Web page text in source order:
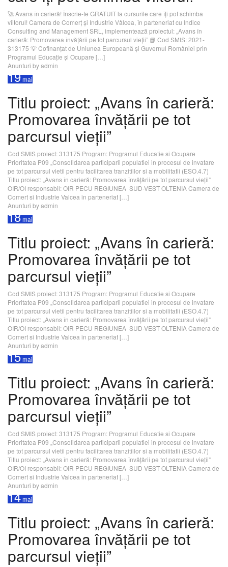
🚀 Avans în carieră! Înscrie-te GRATUIT la cursurile care îți pot schimba
viitorul! Camera de Comerț și Industrie Vâlcea, în parteneriat cu Indice
Consulting and Management SRL, implementează proiectul: „Avans în
carieră: Promovarea învățării pe tot parcursul vieții” 📘 Cod SMIS: 2021-
313175 💡 Cofinanțat de Uniunea Europeană și Guvernul României prin
Programul Educație și Ocupare […]
Anunturi by admin
19mai
Titlu proiect: „Avans în carieră:
Promovarea învățării pe tot
parcursul vieții”
Cod SMIS proiect: 313175 Program: Programul Educatie si Ocupare
Prioritatea P09 „Consolidarea participarii populatiei in procesul de invatare
pe tot parcursul vietii pentru facilitarea tranzitiilor si a mobilitatii (ESO.4.7)
Titlu proiect: „Avans în carieră: Promovarea învățării pe tot parcursul vieții”
OIR/OI responsabil: OIR PECU REGIUNEA SUD-VEST OLTENIA Camera de
Comert si Industrie Valcea in parteneriat […]
Anunturi by admin
18mai
Titlu proiect: „Avans în carieră:
Promovarea învățării pe tot
parcursul vieții”
Cod SMIS proiect: 313175 Program: Programul Educatie si Ocupare
Prioritatea P09 „Consolidarea participarii populatiei in procesul de invatare
pe tot parcursul vietii pentru facilitarea tranzitiilor si a mobilitatii (ESO.4.7)
Titlu proiect: „Avans în carieră: Promovarea învățării pe tot parcursul vieții”
OIR/OI responsabil: OIR PECU REGIUNEA SUD-VEST OLTENIA Camera de
Comert si Industrie Valcea in parteneriat […]
Anunturi by admin
15mai
Titlu proiect: „Avans în carieră:
Promovarea învățării pe tot
parcursul vieții”
Cod SMIS proiect: 313175 Program: Programul Educatie si Ocupare
Prioritatea P09 „Consolidarea participarii populatiei in procesul de invatare
pe tot parcursul vietii pentru facilitarea tranzitiilor si a mobilitatii (ESO.4.7)
Titlu proiect: „Avans în carieră: Promovarea învățării pe tot parcursul vieții”
OIR/OI responsabil: OIR PECU REGIUNEA SUD-VEST OLTENIA Camera de
Comert si Industrie Valcea in parteneriat […]
Anunturi by admin
14mai
Titlu proiect: „Avans în carieră:
Promovarea învățării pe tot
parcursul vieții”